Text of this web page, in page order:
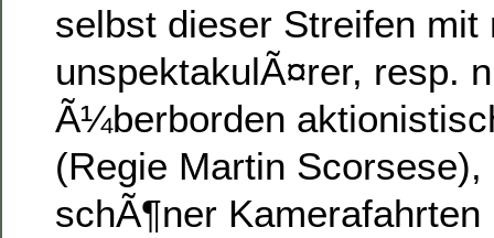
selbst dieser Streifen mit
unspektakulÃ¤rer, resp.
Ã¼berborden
(Regie Martin
schÃ¶ner